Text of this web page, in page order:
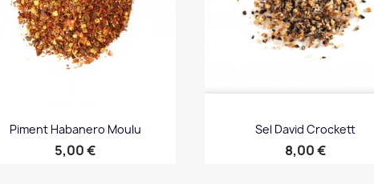
Piment Habanero Moulu
Prix
5,00 €
Sel David Crockett
Prix
8,00 €